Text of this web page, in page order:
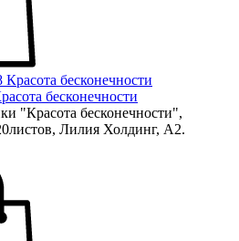
бесконечности
"Красота бесконечности",
Лилия Холдинг, А2.